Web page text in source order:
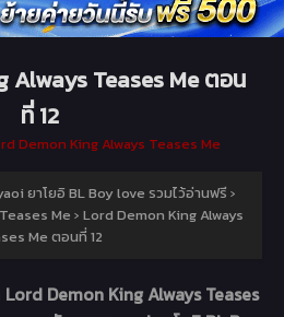
Always Teases Me ตอน
ที่ 12
Demon King Always Teases Me
ยาโยอิ BL Boy love รวมไว้อ่านฟรี ›
Me › Lord Demon King Always
Me ตอนที่ 12
Lord Demon King Always Teases